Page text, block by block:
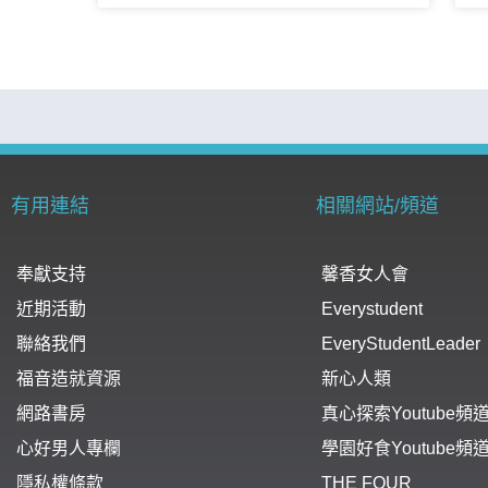
有用連結 相關網站/頻道
奉獻支持
近期活動
聯絡我們
福音造就資源
網路書房
心好男人專欄
隱私權條款
馨香女人會
Everystudent
EveryStudentLeader
新心人類
真心探索Youtube頻
學園好食Youtube頻
THE FOUR